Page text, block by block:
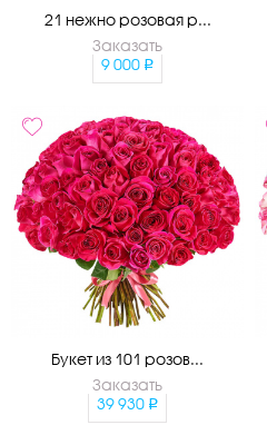
21 нежно розовая р...
Заказать
9 000
Букет из 101 розов...
Заказать
39 930